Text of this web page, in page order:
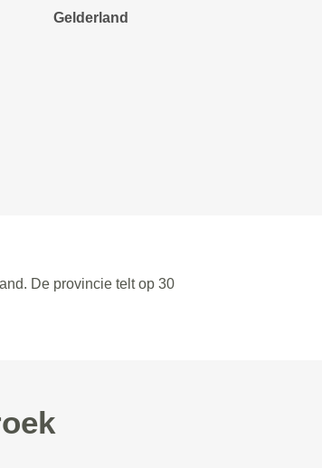
Gelderland
De provincie telt op 30